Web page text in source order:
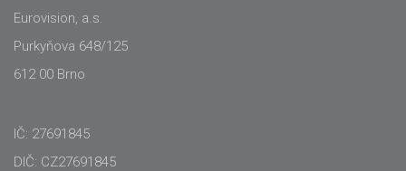
Eurovision, a.s.
Purkyňova 648/125
612 00 Brno
IČ: 27691845
DIČ: CZ27691845